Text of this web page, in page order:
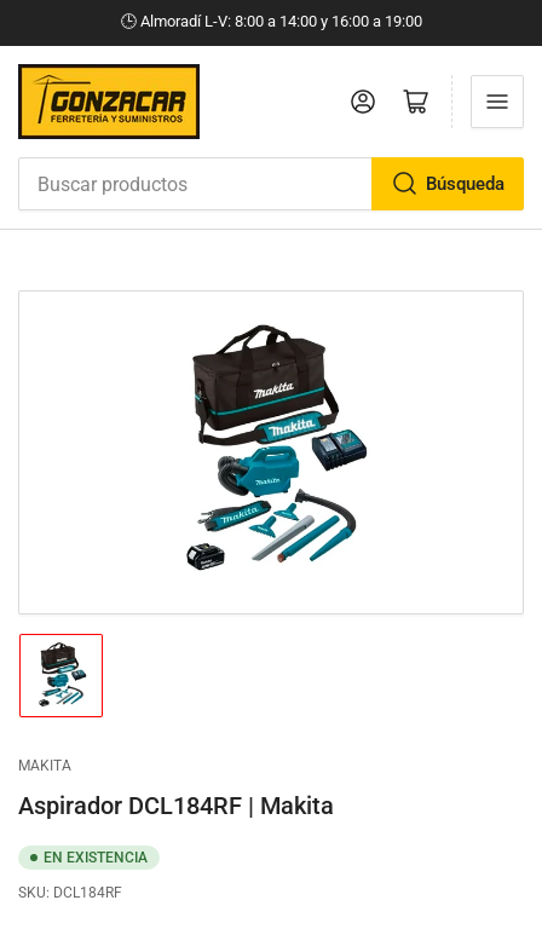
🕒​ Almoradí L-V: 8:00 a 14:00 y 16:00 a 19:00
Búsqueda
Iniciar sesiónAbrir cesta pequeña
Cargar
imagen
1
la
vista
de
galería
MAKITA
Aspirador DCL184RF | Makita
EN EXISTENCIA
SKU: DCL184RF